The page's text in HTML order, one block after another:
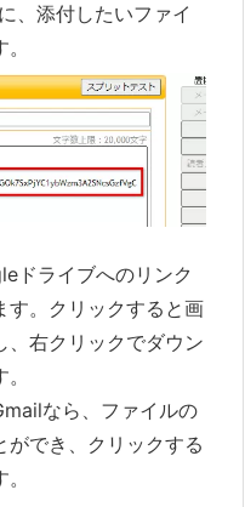
、添付したいファイ
ドライブへのリンク
す。クリックすると画
、右クリックでダウン
なら、ファイルの
でき、クリックする